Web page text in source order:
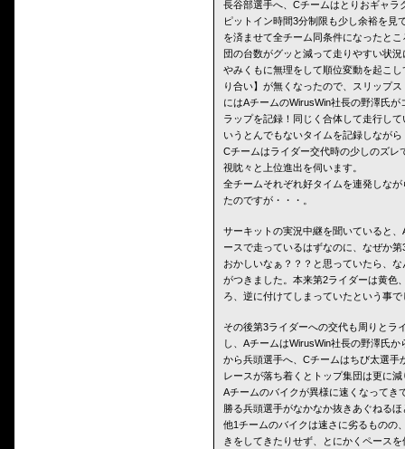
長谷部選手へ、Cチームはとりおギャ
ピットイン時間3分制限も少し余裕を見
を済ませて全チーム同条件になったと
団の台数がグッと減って走りやすい状況
やみくもに無理をして順位変動を起こ
り合い】が無くなったので、スリップ
にはAチームのWirusWin社長の野澤氏
ラップを記録！同じく合体して走行し
いうとんでもないタイムを記録しなが
Cチームはライダー交代時の少しのズ
視眈々と上位進出を伺います。
全チームそれぞれ好タイムを連発しな
たのですが・・・。
サーキットの実況中継を聞いていると
ースで走っているはずなのに、なぜか
おかしいなぁ？？？と思っていたら、
がつきました。本来第2ライダーは黄色
ろ、逆に付けてしまっていたという事で
その後第3ライダーへの交代も周りとラ
し、AチームはWirusWin社長の野澤氏
から兵頭選手へ、Cチームはちび太選手
レースが落ち着くとトップ集団は更に
Aチームのバイクが異様に速くなってき
勝る兵頭選手がなかなか抜きあぐねるほ
他1チームのバイクは速さに劣るものの
きをしてきたりせず、とにかくペース